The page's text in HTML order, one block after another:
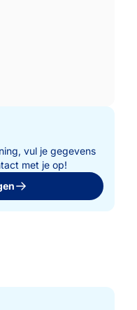
vul je gegevens
met je op!